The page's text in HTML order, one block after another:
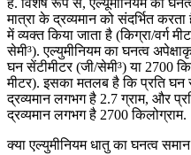
है. विशेष रूप से, एल्यूमीनियम का
मात्रा के द्रव्यमान को संदर्भित
में व्यक्त किया जाता है (किग्रा/वर्ग
सेमी³). एल्युमीनियम का घनत्व
घन सेंटीमीटर (जी/सेमी³) या 2700
मीटर). इसका मतलब है कि प्रति घन
द्रव्यमान लगभग है 2.7 ग्राम, और
द्रव्यमान लगभग है 2700 किलोग्राम.
क्या एल्युमीनियम धातु का घनत्व